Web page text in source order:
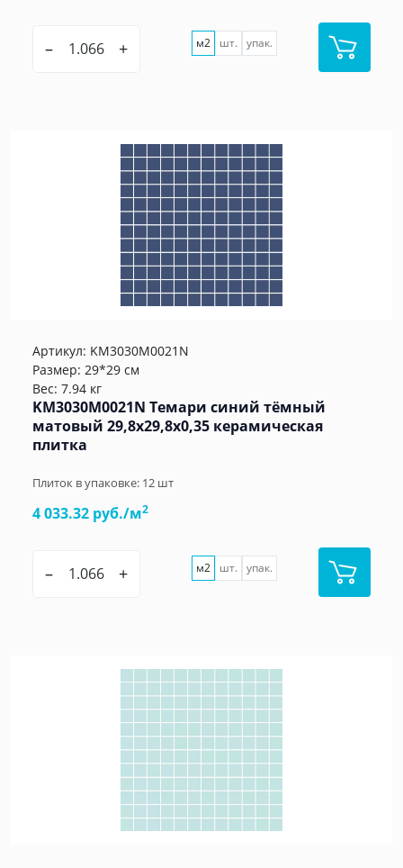
– + м2 шт. упак.
Артикул: KM3030M0021N
Размер: 29*29 см
Вес: 7.94 кг
KM3030M0021N Темари синий тёмный
матовый 29,8x29,8x0,35 керамическая
плитка
Плиток в упаковке: 12 шт
4 033.32 руб./м2
– + м2 шт. упак.